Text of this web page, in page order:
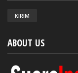
ABOUT US